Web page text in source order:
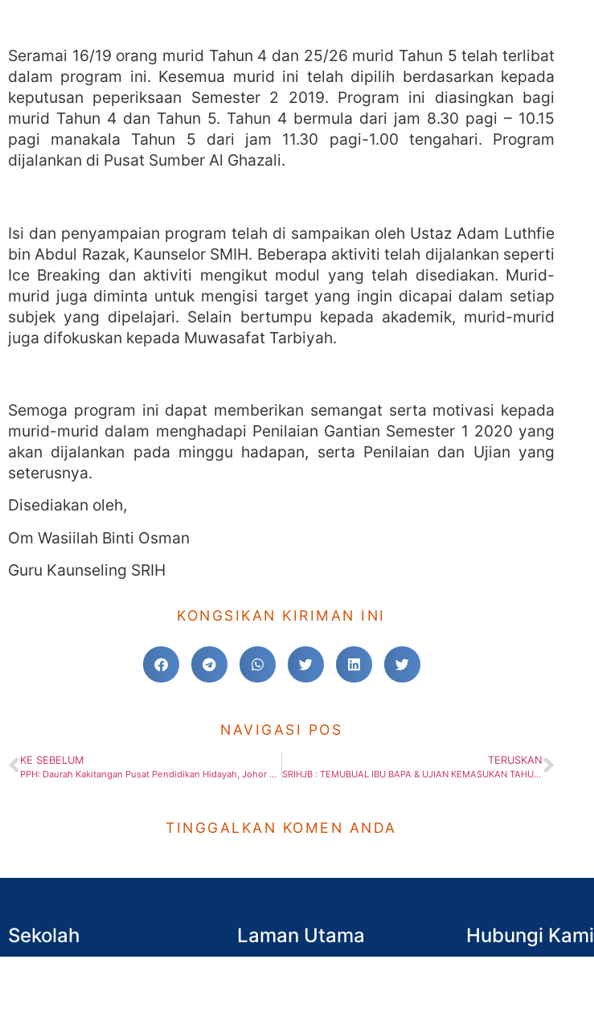
Seramai 16/19 orang murid Tahun 4 dan 25/26 murid Tahun 5 telah terlibat
dalam program ini. Kesemua murid ini telah dipilih berdasarkan kepada
keputusan peperiksaan Semester 2 2019. Program ini diasingkan bagi
murid Tahun 4 dan Tahun 5. Tahun 4 bermula dari jam 8.30 pagi – 10.15
pagi manakala Tahun 5 dari jam 11.30 pagi-1.00 tengahari. Program
dijalankan di Pusat Sumber Al Ghazali.
Isi dan penyampaian program telah di sampaikan oleh Ustaz Adam Luthfie
bin Abdul Razak, Kaunselor SMIH. Beberapa aktiviti telah dijalankan seperti
Ice Breaking dan aktiviti mengikut modul yang telah disediakan. Murid-
murid juga diminta untuk mengisi target yang ingin dicapai dalam setiap
subjek yang dipelajari. Selain bertumpu kepada akademik, murid-murid
juga difokuskan kepada Muwasafat Tarbiyah.
Semoga program ini dapat memberikan semangat serta motivasi kepada
murid-murid dalam menghadapi Penilaian Gantian Semester 1 2020 yang
akan dijalankan pada minggu hadapan, serta Penilaian dan Ujian yang
seterusnya.
Disediakan oleh,
Om Wasiilah Binti Osman
Guru Kaunseling SRIH
KONGSIKAN KIRIMAN INI
NAVIGASI POS
KE SEBELUM
PPH: Daurah Kakitangan Pusat Pendidikan Hidayah, Johor Bahru
TERUSKAN
SRIHJB : TEMUBUAL IBU BAPA & UJIAN KEMASUKAN TAHUN 1 2021
TINGGALKAN KOMEN ANDA
Sekolah Laman Utama Hubungi Kami